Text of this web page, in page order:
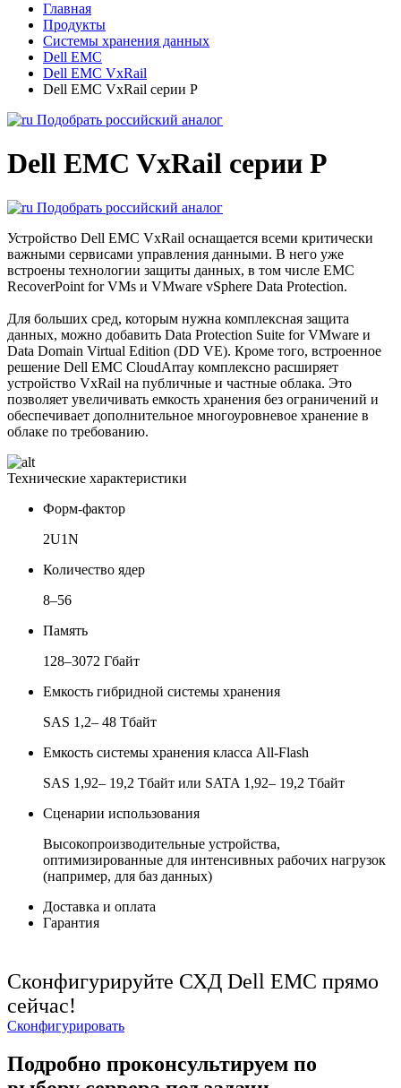
Главная
Продукты
Системы хранения данных
Dell EMC
Dell EMC VxRail
Dell EMC VxRail серии P
Подобрать российский аналог
Dell EMC VxRail серии P
Подобрать российский аналог
Устройство Dell EMC VxRail оснащается всеми критически
важными сервисами управления данными. В него уже
встроены технологии защиты данных, в том числе EMC
RecoverPoint for VMs и VMware vSphere Data Protection.
Для больших сред, которым нужна комплексная защита
данных, можно добавить Data Protection Suite for VMware и
Data Domain Virtual Edition (DD VE). Кроме того, встроенное
решение Dell EMC CloudArray комплексно расширяет
устройство VxRail на публичные и частные облака. Это
позволяет увеличивать емкость хранения без ограничений и
обеспечивает дополнительное многоуровневое хранение в
облаке по требованию.
Технические характеристики
Форм-фактор
2U1N
Количество ядер
8–56
Память
128–3072 Гбайт
Емкость гибридной системы хранения
SAS 1,2– 48 Тбайт
Емкость системы хранения класса All-Flash
SAS 1,92– 19,2 Тбайт или SATA 1,92– 19,2 Тбайт
Сценарии использования
Высокопроизводительные устройства,
оптимизированные для интенсивных рабочих нагрузок
(например, для баз данных)
Доставка и оплата
Гарантия
Сконфигурируйте СХД Dell EMC прямо
сейчас!
Сконфигурировать
Подробно проконсультируем по